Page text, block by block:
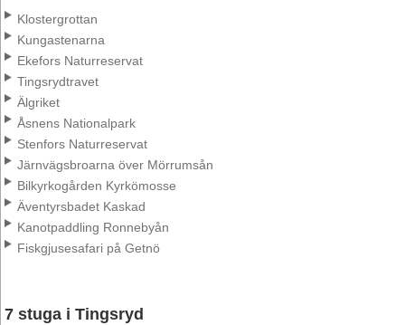
Klostergrottan
Kungastenarna
Ekefors Naturreservat
Tingsrydtravet
Älgriket
Åsnens Nationalpark
Stenfors Naturreservat
Järnvägsbroarna över Mörrumsån
Bilkyrkogården Kyrkömosse
Äventyrsbadet Kaskad
Kanotpaddling Ronnebyån
Fiskgjusesafari på Getnö
7 stuga i Tingsryd